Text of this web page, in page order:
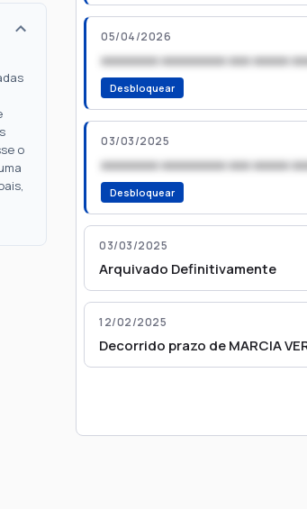
o
05/04/2026
xxxxxxxx xxxxxxxxx xxx xxxxx
Desbloquear
03/03/2025
xxxxxxxx xxxxxxxxx xxx xxxxx
Desbloquear
03/03/2025
Arquivado Definitivamente
12/02/2025
Decorrido prazo de MARCIA